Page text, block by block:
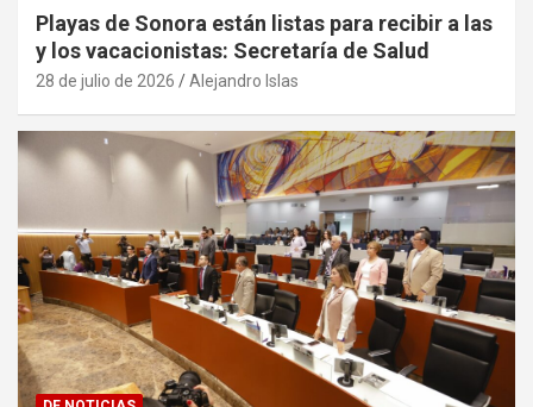
Playas de Sonora están listas para recibir a las
y los vacacionistas: Secretaría de Salud
28 de julio de 2026 Alejandro Islas